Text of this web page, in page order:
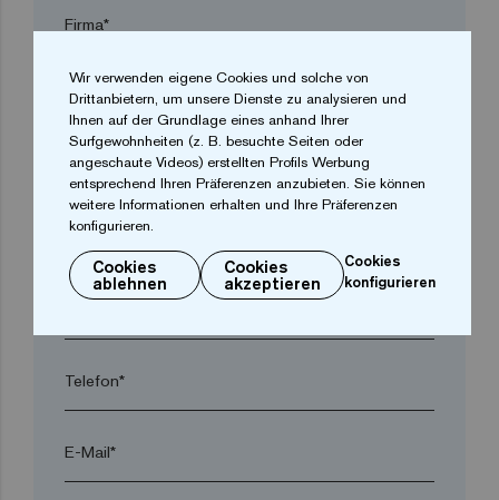
Firma*
Ort*
Postleitzahl*
Telefon*
E-Mail*
Wir verwenden eigene Cookies und solche von
Drittanbietern, um unsere Dienste zu analysieren und
Ihnen auf der Grundlage eines anhand Ihrer
Surfgewohnheiten (z. B. besuchte Seiten oder
angeschaute Videos) erstellten Profils Werbung
entsprechend Ihren Präferenzen anzubieten. Sie können
weitere Informationen erhalten und Ihre Präferenzen
konfigurieren.
Cookies
ablehnen
Cookies
akzeptieren
Cookies
konfigurieren